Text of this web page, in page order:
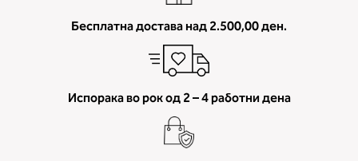
Бесплатна достава над 2.500,00 ден.
Испорака во рок од 2 – 4 работни дена